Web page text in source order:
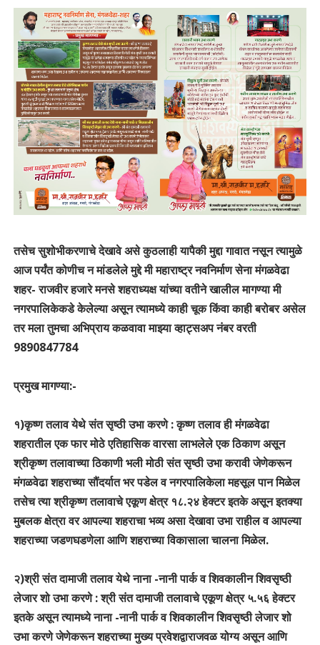
तसेच सुशोभीकरणाचे देखावे असे कुठलाही यापैकी मुद्दा गावात नसून त्यामुळे
आज पर्यंत कोणीच न मांडलेले मुद्दे मी महाराष्ट्र नवनिर्माण सेना मंगळवेढा
शहर- राजवीर हजारे मनसे शहराध्यक्ष यांच्या वतीने खालील मागण्या मी
नगरपालिकेकडे केलेल्या असून त्यामध्ये काही चूक किंवा काही बरोबर असेल
तर मला तुमचा अभिप्राय कळवावा माझ्या व्हाट्सअप नंबर वरती
9890847784
प्रमुख मागण्या:-
१)कृष्ण तलाव येथे संत सृष्ठी उभा करणे : कृष्ण तलाव ही मंगळवेढा
शहरातील एक फार मोठे एतिहासिक वारसा लाभलेले एक ठिकाण असून
श्रीकृष्ण तलावाच्या ठिकाणी भली मोठी संत सृष्ठी उभा करावी जेणेकरून
मंगळवेढा शहराच्या सौंदर्यात भर पडेल व नगरपालिकेला महसूल पान मिळेल
तसेच त्या श्रीकृष्ण तलावाचे एकूण क्षेत्र १८.२४ हेक्टर इतके असून इतक्या
मुबलक क्षेत्रा वर आपल्या शहराचा भव्य असा देखावा उभा राहील व आपल्या
शहराच्या जडणघडणेला आणि शहराच्या विकासाला चालना मिळेल.
२)श्री संत दामाजी तलाव येथे नाना -नानी पार्क व शिवकालीन शिवसृष्ठी
लेजार शो उभा करणे : श्री संत दामाजी तलावाचे एकूण क्षेत्र ५.५६ हेक्टर
इतके असून त्यामध्ये नाना -नानी पार्क व शिवकालीन शिवसृष्ठी लेजार शो
उभा करणे जेणेकरून शहराच्या मुख्य प्रवेशद्वाराजवळ योग्य असून आणि